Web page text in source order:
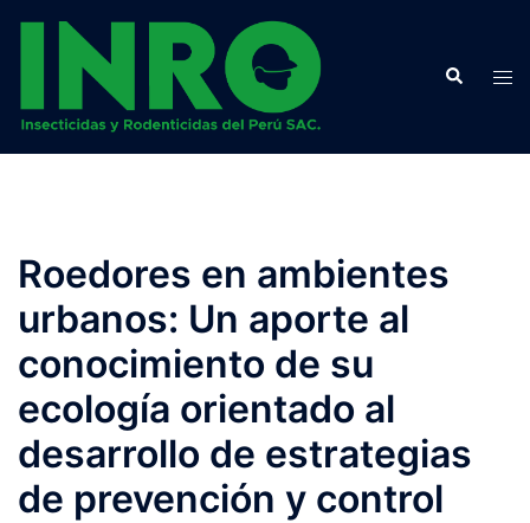
contenido
Buscar
Roedores en ambientes
urbanos: Un aporte al
conocimiento de su
ecología orientado al
desarrollo de estrategias
de prevención y control